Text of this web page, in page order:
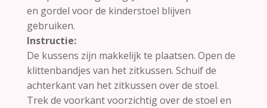
en gordel voor de kinderstoel blijven
gebruiken.
Instructie:
De kussens zijn makkelijk te plaatsen. Open de
klittenbandjes van het zitkussen. Schuif de
achterkant van het zitkussen over de stoel.
Trek de voorkant voorzichtig over de stoel en